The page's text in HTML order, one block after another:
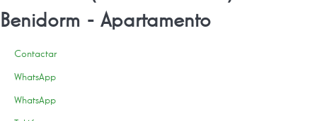
Benidorm - Apartamento
Contactar
WhatsApp
WhatsApp